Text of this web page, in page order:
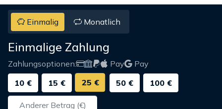
Einmalig Monatlich
Einmalige Zahlung
Zahlungsoptionen: Pay
Pay
10 €
15 € 25 € 50 € 100 €